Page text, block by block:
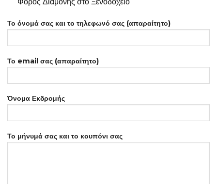
Το όνομά σας και το τηλεφωνό σας (απαραίτητο)
Το email σας (απαραίτητο)
Όνομα Εκδρομής
Το μήνυμά σας και το κουπόνι σας